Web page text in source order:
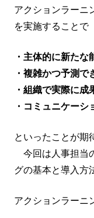
アクションラーニ
を実施することで
・主体的に新た
・複雑かつ予測で
・組織で実際に
・コミュニケーシ
といったことが期
今回は人事担当
グの基本と導入方
アクションラーニ